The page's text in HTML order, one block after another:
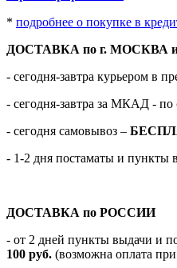
* подробнее о покупке в
ДОСТАВКА по г. МОСКВА
- сегодня-завтра курьером в
- сегодня-завтра за МКАД - по
- сегодня самовывоз –
- 1-2 дня постаматы и пункты
ДОСТАВКА по РОССИИ
- от 2 дней пункты выдачи и
100 руб. (возможна оплата